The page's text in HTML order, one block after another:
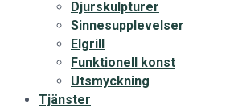
Djurskulpturer
Sinnesupplevelser
Elgrill
Funktionell konst
Utsmyckning
Tjänster